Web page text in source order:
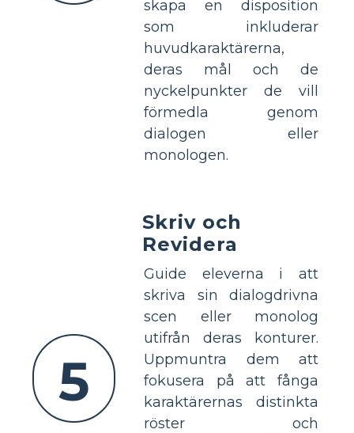
skapa en disposition
som inkluderar
huvudkaraktärerna,
deras mål och de
nyckelpunkter de vill
förmedla genom
dialogen eller
monologen.
5
Skriv och
Revidera
Guide eleverna i att
skriva sin dialogdrivna
scen eller monolog
utifrån deras konturer.
Uppmuntra dem att
fokusera på att fånga
karaktärernas distinkta
röster och